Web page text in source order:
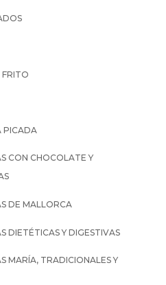
PICADA
CON CHOCOLATE Y
DE MALLORCA
DIETÉTICAS Y DIGESTIVAS
MARÍA, TRADICIONALES Y